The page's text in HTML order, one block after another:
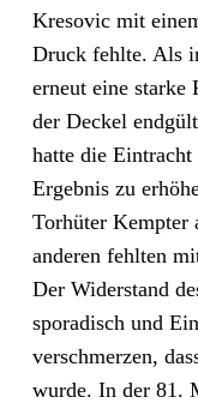
Kresovic mit
Druck fehlte. Als
erneut eine starke
der Deckel
hatte die Eintracht
Ergebnis zu
Torhüter Kempter
anderen fehlten
Der Widerstand
sporadisch und
verschmerzen,
wurde. In der 81.